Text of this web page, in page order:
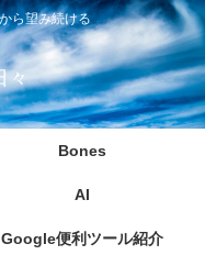
ら望み続ける
々
Bones
AI
Google便利ツール紹介